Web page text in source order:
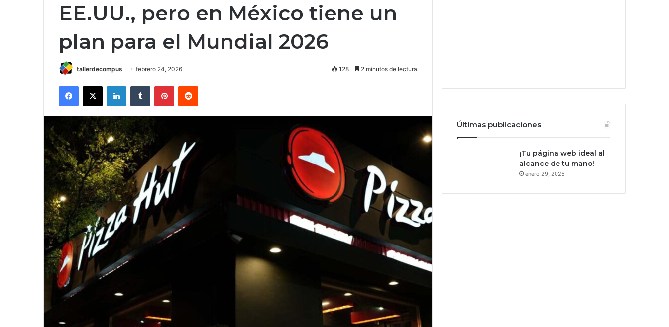
EE.UU., pero en México tiene un
plan para el Mundial 2026
tallerdecompus febrero 24, 2026 128 2 minutos de lectura
Últimas publicaciones
¡Tu página web ideal al
alcance de tu mano!
enero 29, 2025